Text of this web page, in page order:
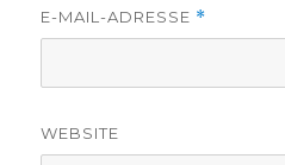
E-MAIL-ADRESSE *
WEBSITE